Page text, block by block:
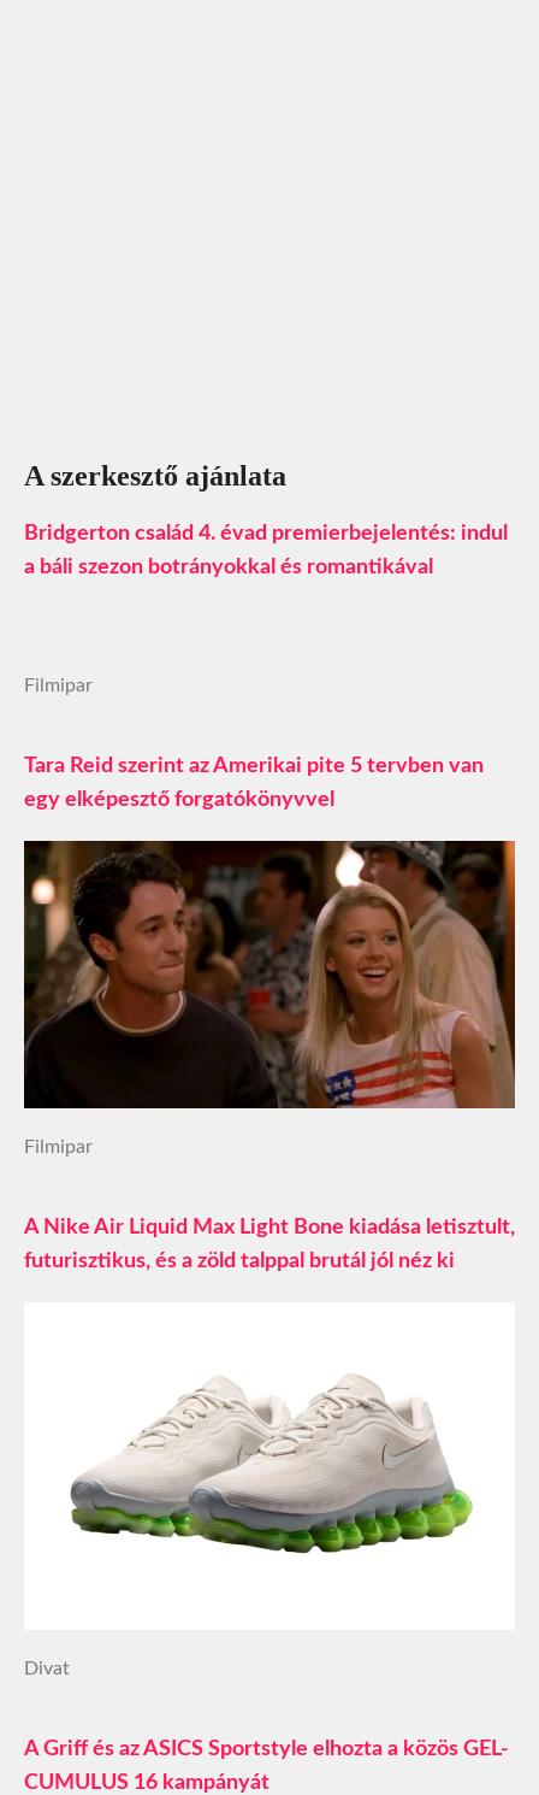
A szerkesztő ajánlata
Bridgerton család 4. évad premierbejelentés: indul
a báli szezon botrányokkal és romantikával
Filmipar
Tara Reid szerint az Amerikai pite 5 tervben van
egy elképesztő forgatókönyvvel
Filmipar
A Nike Air Liquid Max Light Bone kiadása letisztult,
futurisztikus, és a zöld talppal brutál jól néz ki
Divat
A Griff és az ASICS Sportstyle elhozta a közös GEL-
CUMULUS 16 kampányát